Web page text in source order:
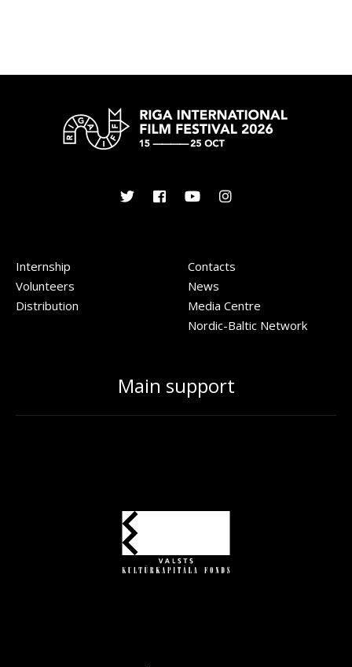
Internship
Volunteers
Distribution
Contacts
News
Media Centre
Nordic-Baltic Network
Main support